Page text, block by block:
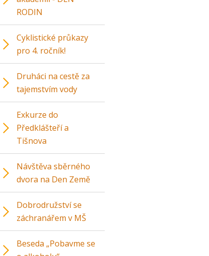
RODIN
Cyklistické průkazy
pro 4. ročník!
Druháci na cestě za
tajemstvím vody
Exkurze do
Předklášteří a
Tišnova
Návštěva sběrného
dvora na Den Země
Dobrodružství se
záchranářem v MŠ
Beseda „Pobavme se